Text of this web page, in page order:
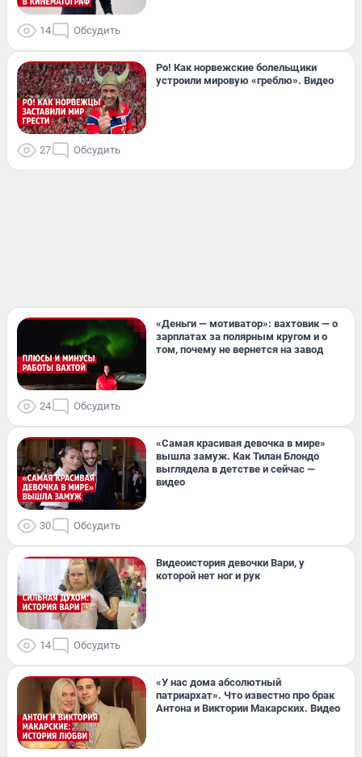
14 Обсудить
Ро! Как норвежские болельщики
устроили мировую «греблю». Видео
27 Обсудить
«Деньги — мотиватор»: вахтовик — о
зарплатах за полярным кругом и о
том, почему не вернется на завод
24 Обсудить
«Самая красивая девочка в мире»
вышла замуж. Как Тилан Блондо
выглядела в детстве и сейчас —
видео
30 Обсудить
Видеоистория девочки Вари, у
которой нет ног и рук
14 Обсудить
«У нас дома абсолютный
патриархат». Что известно про брак
Антона и Виктории Макарских. Видео